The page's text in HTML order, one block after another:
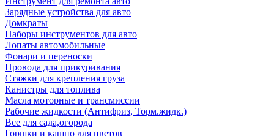
Зарядные устройства для авто
Домкраты
Наборы инструментов для авто
Лопаты автомобильные
Фонари и переноски
Провода для прикуривания
Стяжки для крепления груза
Канистры для топлива
Масла моторные и трансмиссии
Рабочие жидкости (Антифриз, Торм.жидк.)
Все для сада,огорода
Горшки и кашпо для цветов